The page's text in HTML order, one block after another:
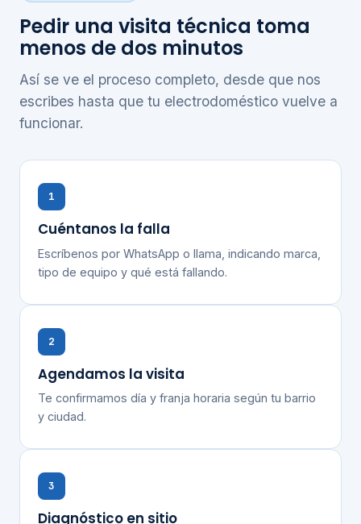
Pedir una visita técnica toma
menos de dos minutos
Así se ve el proceso completo, desde que nos
escribes hasta que tu electrodoméstico vuelve a
funcionar.
1
Cuéntanos la falla
Escríbenos por WhatsApp o llama, indicando marca,
tipo de equipo y qué está fallando.
2
Agendamos la visita
Te confirmamos día y franja horaria según tu barrio
y ciudad.
3
Diagnóstico en sitio